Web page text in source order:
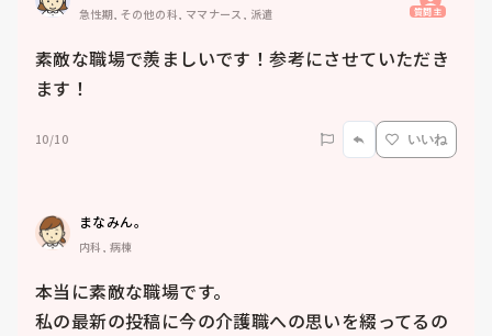
急性期, その他の科, ママナース, 派遣 質問主
素敵な職場で羨ましいです！参考にさせていただき
ます！
10/10 いいね
まなみん。
内科, 病棟
本当に素敵な職場です。
私の最新の投稿に今の介護職への思いを綴ってるの